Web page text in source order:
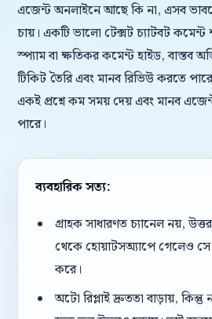
এজেন্ট অনলাইনে আছে কি না, এসব
চায়। একটি ভালো টেক্সট চ্যাটবট কমেন্ট
স্প্যাম বা ক্ষতিকর কমেন্ট হাইড, বাস্তব
টিকিট তৈরি এবং মানব রিভিউ করতে
একই প্রশ্নে কম সময় দেয় এবং মানব
পারে।
ব্যবহারিক সত্য:
গ্রাহক সাধারণত চ্যানেল নয়,
থেকে হোয়াটসঅ্যাপে গেলেও
করে।
অটো রিপ্লাই দ্রুততা বাড়ায়,